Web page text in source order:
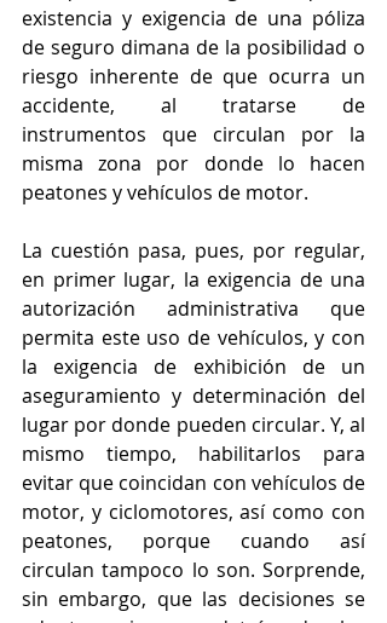
existencia y exigencia de una póliza
de seguro dimana de la posibilidad o
riesgo inherente de que ocurra un
accidente, al tratarse de
instrumentos que circulan por la
misma zona por donde lo hacen
peatones y vehículos de motor.
La cuestión pasa, pues, por regular,
en primer lugar, la exigencia de una
autorización administrativa que
permita este uso de vehículos, y con
la exigencia de exhibición de un
aseguramiento y determinación del
lugar por donde pueden circular. Y, al
mismo tiempo, habilitarlos para
evitar que coincidan con vehículos de
motor, y ciclomotores, así como con
peatones, porque cuando así
circulan tampoco lo son. Sorprende,
sin embargo, que las decisiones se